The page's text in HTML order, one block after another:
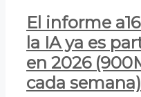
El informe
la IA ya es
en 2026
cada semana)